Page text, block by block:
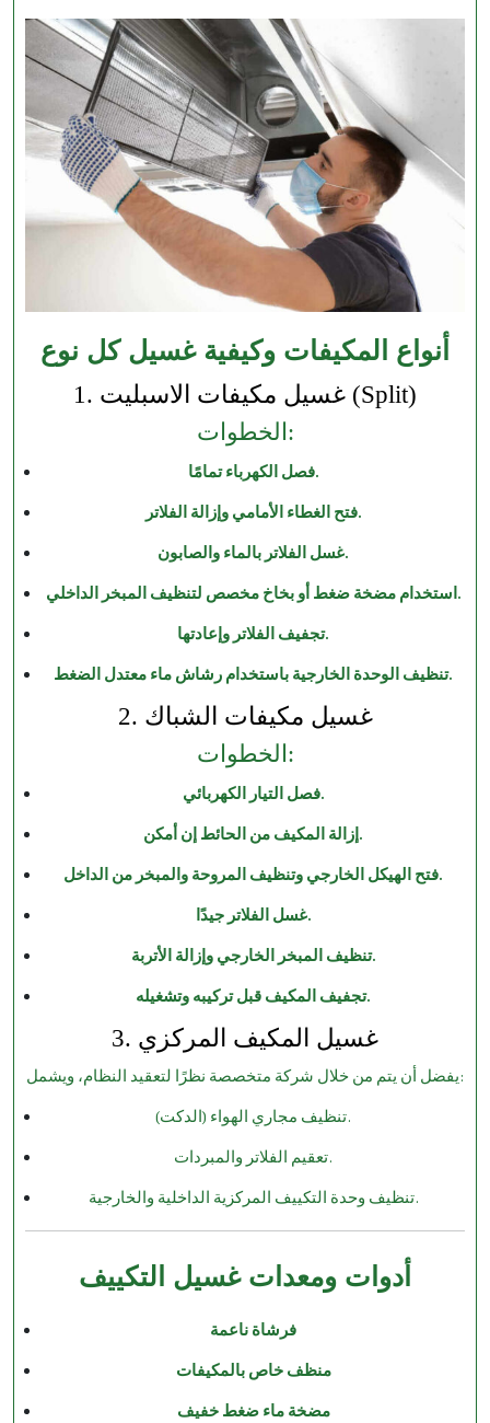
أنواع المكيفات وكيفية غسيل كل نوع
1. غسيل مكيفات الاسبليت (Split)
الخطوات:
فصل الكهرباء تمامًا.
فتح الغطاء الأمامي وإزالة الفلاتر.
غسل الفلاتر بالماء والصابون.
استخدام مضخة ضغط أو بخاخ مخصص لتنظيف المبخر الداخلي.
تجفيف الفلاتر وإعادتها.
تنظيف الوحدة الخارجية باستخدام رشاش ماء معتدل الضغط.
2. غسيل مكيفات الشباك
الخطوات:
فصل التيار الكهربائي.
إزالة المكيف من الحائط إن أمكن.
فتح الهيكل الخارجي وتنظيف المروحة والمبخر من الداخل.
غسل الفلاتر جيدًا.
تنظيف المبخر الخارجي وإزالة الأتربة.
تجفيف المكيف قبل تركيبه وتشغيله.
3. غسيل المكيف المركزي
يفضل أن يتم من خلال شركة متخصصة نظرًا لتعقيد النظام، ويشمل:
تنظيف مجاري الهواء (الدكت).
تعقيم الفلاتر والمبردات.
تنظيف وحدة التكييف المركزية الداخلية والخارجية.
أدوات ومعدات غسيل التكييف
فرشاة ناعمة
منظف خاص بالمكيفات
مضخة ماء ضغط خفيف